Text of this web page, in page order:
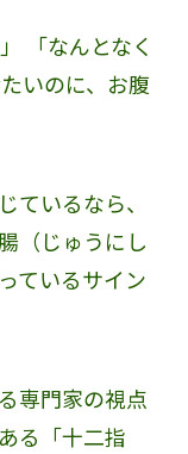
「なんとなく
いのに、お腹
ているなら、
（じゅうにし
ているサイン
専門家の視点
る「十二指